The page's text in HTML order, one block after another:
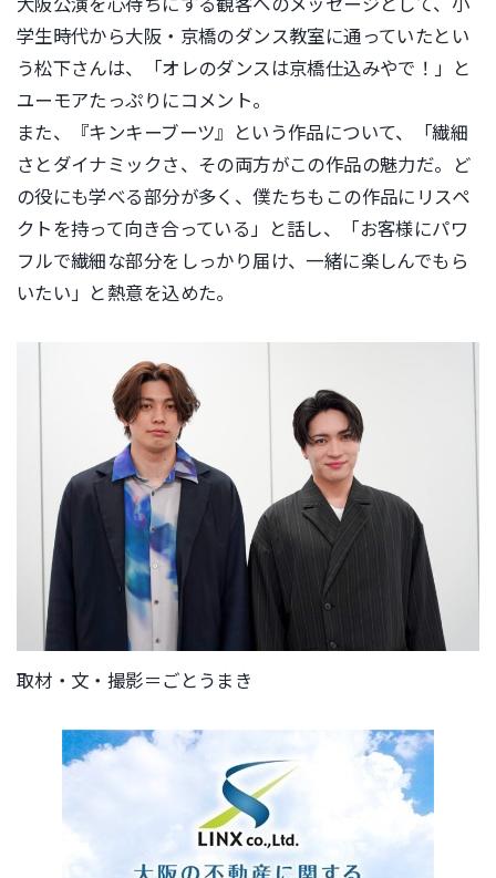
大阪公演を心待ちにする観客へのメッセージとして、 小
学生時代から大阪・ 京橋のダンス教室に通っていたとい
う松下さんは、「オレのダンスは京橋仕込みやで！」
と
ユーモアたっぷりにコメント。
また、『キンキーブーツ』という作品について、「繊細
さとダイナミックさ、その両方がこの作品の魅力だ。
ど
の役にも学べる部分が多く、僕たちもこの作品にリスペ
クトを持って向き合っている」と話し、
「お客様にパワ
フルで繊細な部分をしっかり届け、 一緒に楽しんでもら
いたい」と熱意を込めた。
取材・文・撮影＝ごとうまき